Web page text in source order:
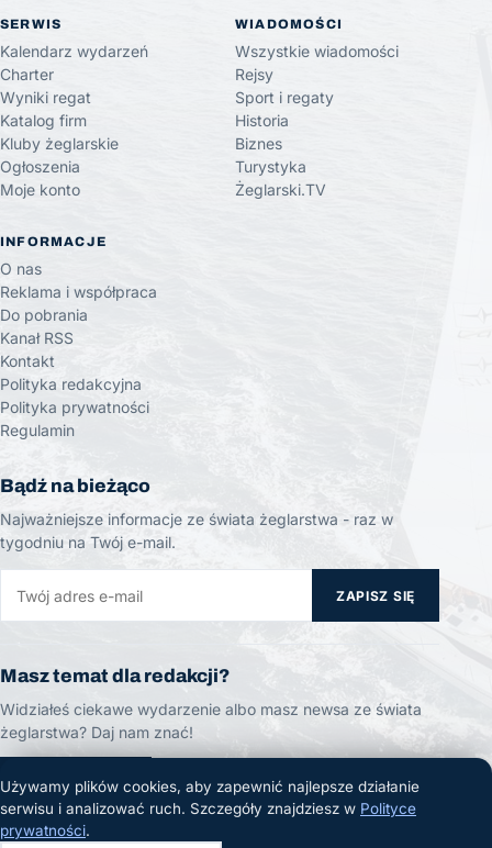
SERWIS
Kalendarz wydarzeń
Charter
Wyniki regat
Katalog firm
Kluby żeglarskie
Ogłoszenia
Moje konto
WIADOMOŚCI
Wszystkie wiadomości
Rejsy
Sport i regaty
Historia
Biznes
Turystyka
Żeglarski.TV
INFORMACJE
O nas
Reklama i współpraca
Do pobrania
Kanał RSS
Kontakt
Polityka redakcyjna
Polityka prywatności
Regulamin
Bądź na bieżąco
Najważniejsze informacje ze świata żeglarstwa - raz w
tygodniu na Twój e-mail.
ZAPISZ SIĘ
Masz temat dla redakcji?
Widziałeś ciekawe wydarzenie albo masz newsa ze świata
żeglarstwa? Daj nam znać!
ZGŁOŚ TEMAT
Używamy plików cookies, aby zapewnić najlepsze działanie
serwisu i analizować ruch. Szczegóły znajdziesz w Polityce
prywatności.